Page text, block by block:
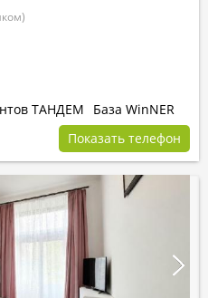
ТАНДЕМ
База WinNER
Показать телефон